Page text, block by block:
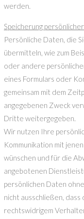
werden.
Speicherung
Persönliche Daten, die
übermitteln, wie zum
oder andere
eines Formulars oder
gemeinsam mit dem
angegebenen Zweck
Dritte weitergegeben.
Wir nutzen Ihre
Kommunikation mit
wünschen und für die
angebotenen
persönlichen Daten
nicht ausschließen,
rechtswidrigem